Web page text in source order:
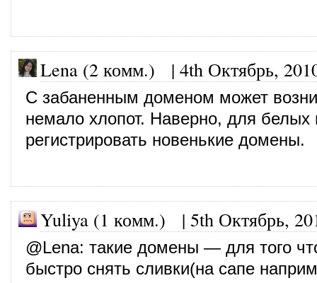
Lena (2 комм.) | 4th Октябрь,
С забаненным доменом может
немало хлопот. Наверно, для белых
регистрировать новенькие домены.
Yuliya (1 комм.) | 5th Октябрь,
@Lena: такие домены — для того
быстро снять сливки(на сапе